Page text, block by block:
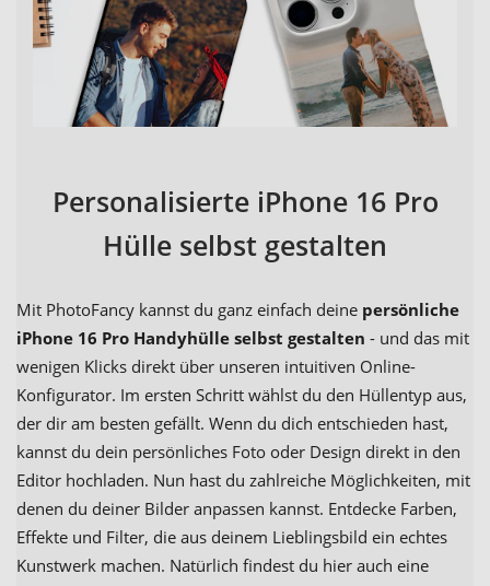
Personalisierte iPhone 16 Pro
Hülle selbst gestalten
Mit PhotoFancy kannst du ganz einfach deine persönliche
iPhone 16 Pro Handyhülle selbst gestalten - und das mit
wenigen Klicks direkt über unseren intuitiven Online-
Konfigurator. Im ersten Schritt wählst du den Hüllentyp aus,
der dir am besten gefällt. Wenn du dich entschieden hast,
kannst du dein persönliches Foto oder Design direkt in den
Editor hochladen. Nun hast du zahlreiche Möglichkeiten, mit
denen du deiner Bilder anpassen kannst. Entdecke Farben,
Effekte und Filter, die aus deinem Lieblingsbild ein echtes
Kunstwerk machen. Natürlich findest du hier auch eine